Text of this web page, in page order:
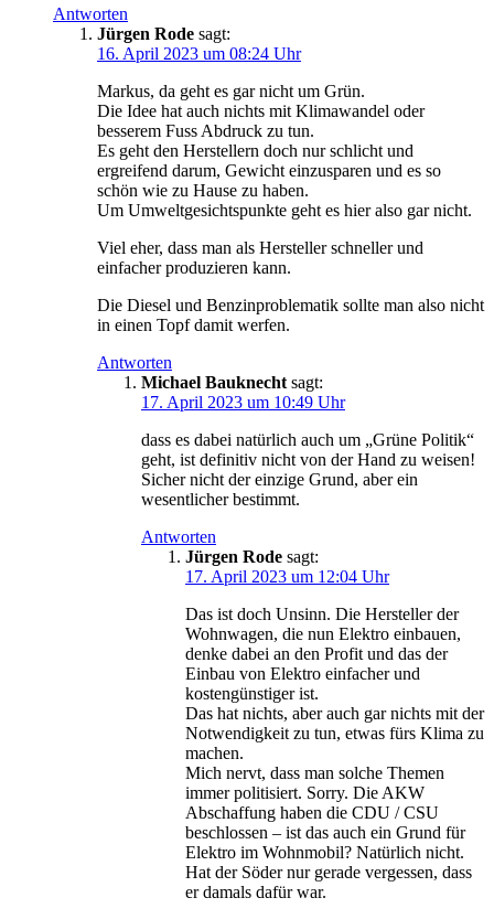
Antworten
Jürgen Rode sagt:
16. April 2023 um 08:24 Uhr
Markus, da geht es gar nicht um Grün.
Die Idee hat auch nichts mit Klimawandel oder
besserem Fuss Abdruck zu tun.
Es geht den Herstellern doch nur schlicht und
ergreifend darum, Gewicht einzusparen und es so
schön wie zu Hause zu haben.
Um Umweltgesichtspunkte geht es hier also gar nicht.
Viel eher, dass man als Hersteller schneller und
einfacher produzieren kann.
Die Diesel und Benzinproblematik sollte man also nicht
in einen Topf damit werfen.
Antworten
Michael Bauknecht sagt:
17. April 2023 um 10:49 Uhr
dass es dabei natürlich auch um „Grüne Politik“
geht, ist definitiv nicht von der Hand zu weisen!
Sicher nicht der einzige Grund, aber ein
wesentlicher bestimmt.
Antworten
Jürgen Rode sagt:
17. April 2023 um 12:04 Uhr
Das ist doch Unsinn. Die Hersteller der
Wohnwagen, die nun Elektro einbauen,
denke dabei an den Profit und das der
Einbau von Elektro einfacher und
kostengünstiger ist.
Das hat nichts, aber auch gar nichts mit der
Notwendigkeit zu tun, etwas fürs Klima zu
machen.
Mich nervt, dass man solche Themen
immer politisiert. Sorry. Die AKW
Abschaffung haben die CDU / CSU
beschlossen – ist das auch ein Grund für
Elektro im Wohnmobil? Natürlich nicht.
Hat der Söder nur gerade vergessen, dass
er damals dafür war.